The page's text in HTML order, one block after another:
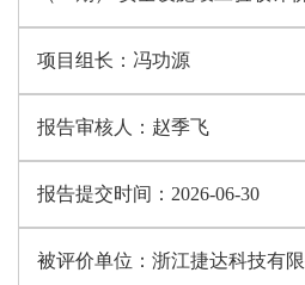
项目组长： 冯功源
报告审核人： 赵季飞
报告提交时间： 2026-06-30
被评价单位： 浙江捷达科技有限